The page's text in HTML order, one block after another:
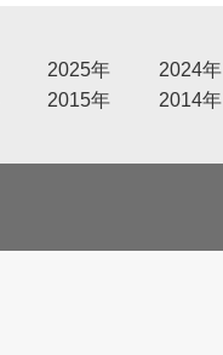
2025年 2024年
2015年 2014年